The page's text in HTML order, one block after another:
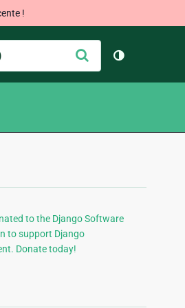
!
Envoyer
Changer
to the Django Software
to support Django
Donate today!